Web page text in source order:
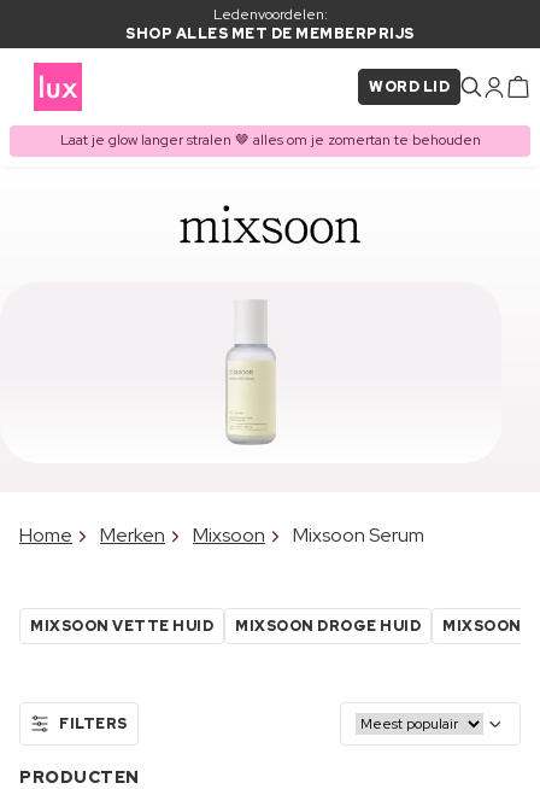
Ledenvoordelen:
SHOP ALLES MET DE MEMBERPRIJS
WORD LID
Laat je glow langer stralen 🤎 alles om je zomertan te behouden
Home Merken Mixsoon Mixsoon Serum
MIXSOON VETTE HUID MIXSOON DROGE HUID MIXSOON
FILTERS
PRODUCTEN